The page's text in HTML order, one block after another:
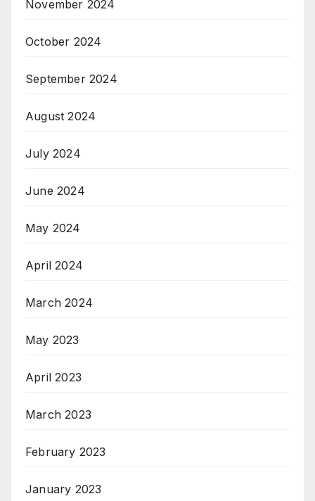
November 2024
October 2024
September 2024
August 2024
July 2024
June 2024
May 2024
April 2024
March 2024
May 2023
April 2023
March 2023
February 2023
January 2023